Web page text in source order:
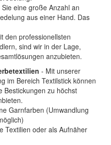
eine große Anzahl an
aus einer Hand. Das
den professionellsten
sind wir in der Lage,
anzubieten.
- Mit unserer
im Bereich Textilstick können
Bestickungen zu höchst
Garnfarben (Umwandlung
Textilien oder als Aufnäher